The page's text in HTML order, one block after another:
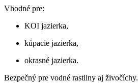
Vhodné pre:
KOI jazierka,
kúpacie jazierka,
okrasné jazierka.
Bezpečný pre vodné rastliny aj živočíchy.